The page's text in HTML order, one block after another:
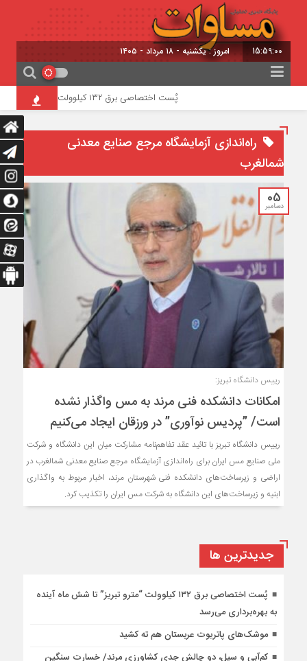
15:59:01 امروز : یکشنبه - ۱۸ مرداد - ۱۴۰۵
پُست اختصاصی برق ۱۳۲ کیلوولت “مترو تبریز” تا شش ماه آینده به بهره‌برداری می‌رسد
راه‌اندازی آزمایشگاه مرجع صنایع معدنی
شمالغرب
05
دسامبر
رییس دانشگاه تبریز:
امکانات دانشکده فنی مرند به مس واگذار نشده
است/ ”پردیس نوآوری” در ورزقان ایجاد می‌کنیم
رییس دانشگاه تبریز با تائید عقد تفاهم‌نامه مشارکت میان این دانشگاه و شرکت
ملی صنایع مس ایران برای راه‌اندازی آزمایشگاه مرجع صنایع معدنی شمالغرب در
اراضی و زیرساخت‌های دانشکده فنی شهرستان مرند، اخبار مربوط به واگذاری
ابنیه و زیرساخت‌های این دانشگاه به شرکت مس ایران را تکذیب کرد.
جديدترين ها
پُست اختصاصی برق ۱۳۲ کیلوولت “مترو تبریز” تا شش ماه آینده
به بهره‌برداری می‌رسد
موشک‌های پاتریوت عربستان هم ته‌ کشید
کم‌آبی و سیل، دو چالش جدی کشاورزی مرند/ خسارت سنگین